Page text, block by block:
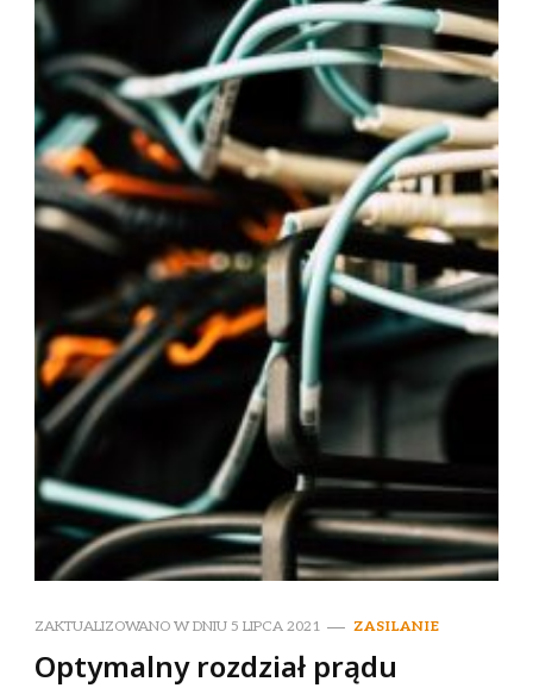
ZAKTUALIZOWANO W DNIU 5 LIPCA 2021 ZASILANIE
Optymalny rozdział prądu